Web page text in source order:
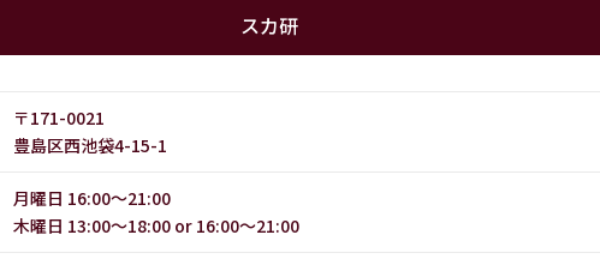
スカ研
〒171-0021
豊島区西池袋4-15-1
月曜日 16:00〜21:00
木曜日 13:00〜18:00 or 16:00〜21:00